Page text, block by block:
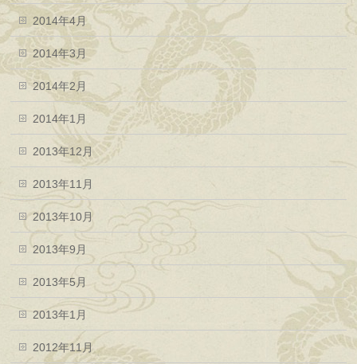
2014年4月
2014年3月
2014年2月
2014年1月
2013年12月
2013年11月
2013年10月
2013年9月
2013年5月
2013年1月
2012年11月